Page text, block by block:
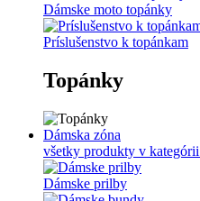
Dámske moto topánky
Príslušenstvo k topánkam
Topánky
Dámska zóna
všetky produkty v kategórii
Dámske prilby